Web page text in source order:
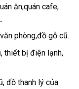
ăn,quán cafe,
phòng,đồ gỗ cũ.
thiết bị điện lạnh,
đồ thanh lý của